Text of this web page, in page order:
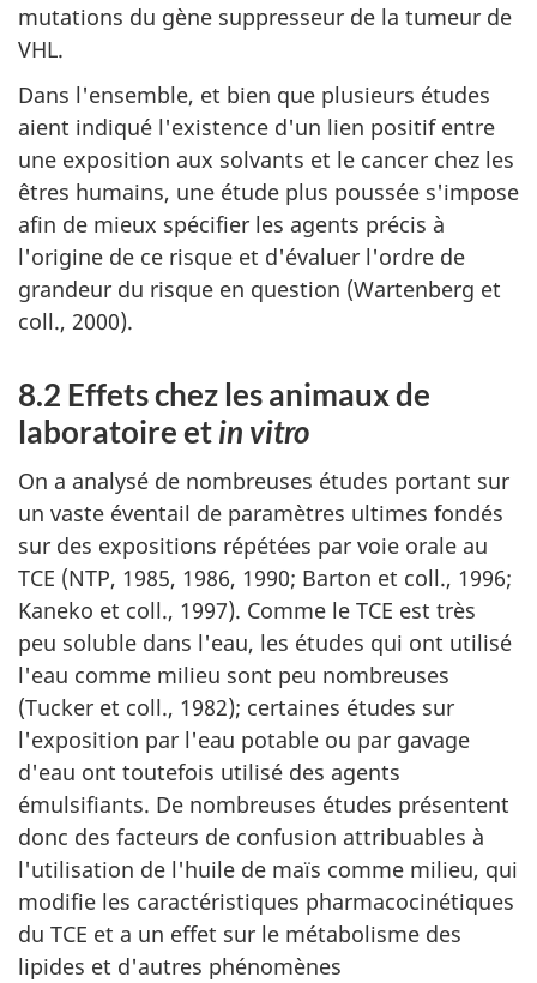
mutations du gène suppresseur de la tumeur de
VHL.
Dans l'ensemble, et bien que plusieurs études
aient indiqué l'existence d'un lien positif entre
une exposition aux solvants et le cancer chez les
êtres humains, une étude plus poussée s'impose
afin de mieux spécifier les agents précis à
l'origine de ce risque et d'évaluer l'ordre de
grandeur du risque en question (Wartenberg et
coll., 2000).
8.2 Effets chez les animaux de
laboratoire etin vitro
On a analysé de nombreuses études portant sur
un vaste éventail de paramètres ultimes fondés
sur des expositions répétées par voie orale au
TCE (NTP, 1985, 1986, 1990; Barton et coll., 1996;
Kaneko et coll., 1997). Comme le TCE est très
peu soluble dans l'eau, les études qui ont utilisé
l'eau comme milieu sont peu nombreuses
(Tucker et coll., 1982); certaines études sur
l'exposition par l'eau potable ou par gavage
d'eau ont toutefois utilisé des agents
émulsifiants. De nombreuses études présentent
donc des facteurs de confusion attribuables à
l'utilisation de l'huile de maïs comme milieu, qui
modifie les caractéristiques pharmacocinétiques
du TCE et a un effet sur le métabolisme des
lipides et d'autres phénomènes